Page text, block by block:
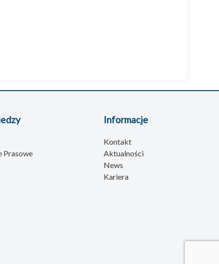
Prasowe
Informacje
Kontakt
Aktualności
News
Kariera